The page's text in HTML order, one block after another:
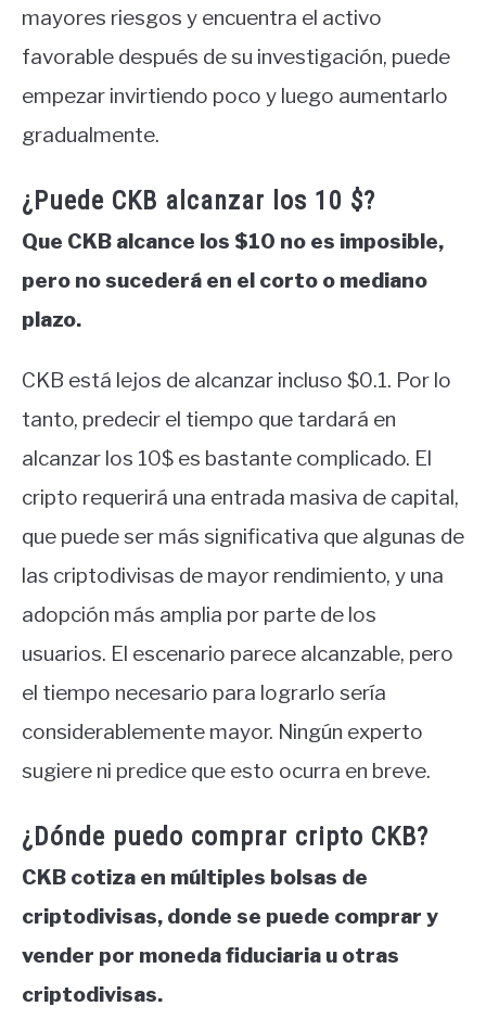
mayores riesgos y encuentra el activo
favorable después de su investigación, puede
empezar invirtiendo poco y luego aumentarlo
gradualmente.
¿Puede CKB alcanzar los 10 $?
Que CKB alcance los $10 no es imposible,
pero no sucederá en el corto o mediano
plazo.
CKB está lejos de alcanzar incluso $0.1. Por lo
tanto, predecir el tiempo que tardará en
alcanzar los 10$ es bastante complicado. El
cripto requerirá una entrada masiva de capital,
que puede ser más significativa que algunas de
las criptodivisas de mayor rendimiento, y una
adopción más amplia por parte de los
usuarios. El escenario parece alcanzable, pero
el tiempo necesario para lograrlo sería
considerablemente mayor. Ningún experto
sugiere ni predice que esto ocurra en breve.
¿Dónde puedo comprar cripto CKB?
CKB cotiza en múltiples bolsas de
criptodivisas, donde se puede comprar y
vender por moneda fiduciaria u otras
criptodivisas.